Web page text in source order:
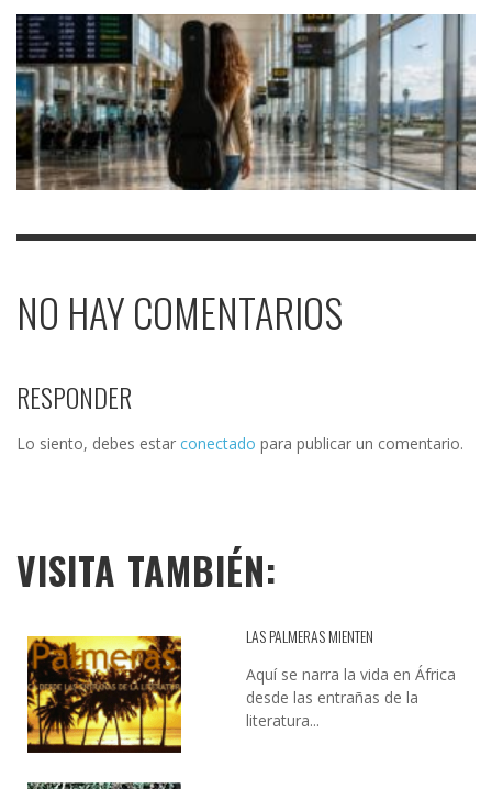
NO HAY COMENTARIOS
RESPONDER
Lo siento, debes estar conectado para publicar un comentario.
VISITA TAMBIÉN:
LAS PALMERAS MIENTEN
Aquí se narra la vida en África
desde las entrañas de la
literatura...